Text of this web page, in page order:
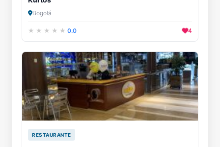
Bogotá
0.0 4
RESTAURANTE